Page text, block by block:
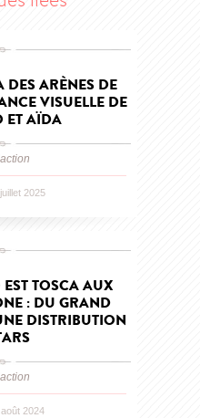
DES ARÈNES DE
VISUELLE DE
ET AÏDA
2025
TOSCA AUX
: DU GRAND
DISTRIBUTION
2024